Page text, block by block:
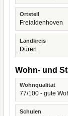
Ortsteil
Freialdenhoven
Landkreis
Düren
Wohn- und
Wohnqualität
77/100 - gute
Schulen